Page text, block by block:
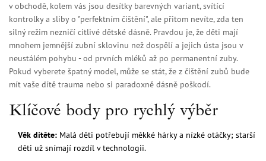
v obchodě, kolem vás jsou desítky barevných variant, svítící
kontrolky a sliby o "perfektním čištění", ale přitom nevíte, zda ten
silný režim nezničí citlivé dětské dásně. Pravdou je, že děti mají
mnohem jemnější zubní sklovinu než dospělí a jejich ústa jsou v
neustálém pohybu - od prvních mléků až po permanentní zuby.
Pokud vyberete špatný model, může se stát, že z čištění zubů bude
mít vaše dítě trauma nebo si paradoxně dásně poškodí.
Klíčové body pro rychlý výběr
Věk dítěte: Malá děti potřebují měkké hárky a nízké otáčky; starší
děti už snímají rozdíl v technologii.